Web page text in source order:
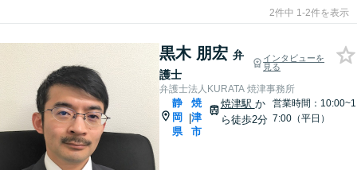
2件中 1-2件を表示
黒木 朋宏 弁
護士
インタビューを
見る
弁護士法人KURATA 焼津事務所
静
岡
県
|
焼
津
市
焼津駅 か
ら徒歩2分
営業時間：10:00~1
7:00（平日）